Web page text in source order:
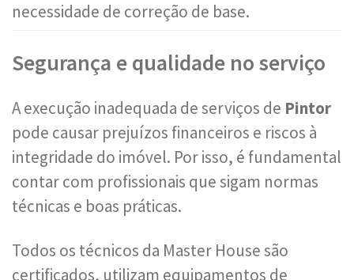
necessidade de correção de base.
Segurança e qualidade no serviço
A execução inadequada de serviços de Pintor
pode causar prejuízos financeiros e riscos à
integridade do imóvel. Por isso, é fundamental
contar com profissionais que sigam normas
técnicas e boas práticas.
Todos os técnicos da Master House são
certificados, utilizam equipamentos de